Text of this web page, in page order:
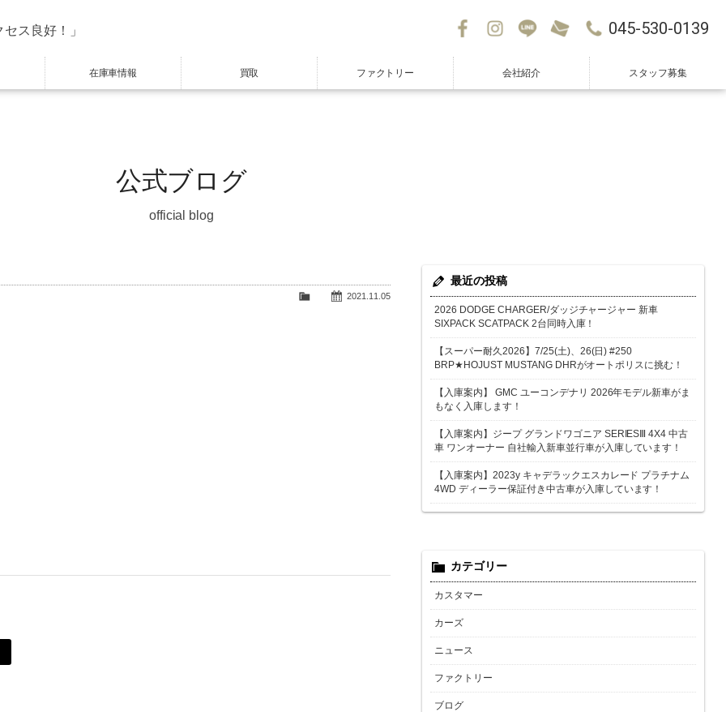
ス良好！」 045-530-0139
在庫車情報 買取 ファクトリー 会社紹介 スタッフ募集
公式ブログ
official blog
2021.11.05
最近の投稿
2026 DODGE CHARGER/ダッジチャージャー 新車
SIXPACK SCATPACK 2台同時入庫！
【スーパー耐久2026】7/25(土)、26(日) #250
BRP★HOJUST MUSTANG DHRがオートポリスに挑む！
【入庫案内】 GMC ユーコンデナリ 2026年モデル新車がま
もなく入庫します！
【入庫案内】ジープ グランドワゴニア SERIESⅢ 4X4 中古
車 ワンオーナー 自社輸入新車並行車が入庫しています！
【入庫案内】2023y キャデラックエスカレード プラチナム
4WD ディーラー保証付き中古車が入庫しています！
カテゴリー
カスタマー
カーズ
ニュース
ファクトリー
ブログ